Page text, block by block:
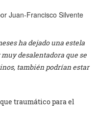
Juan-Francisco Silvente
ha dejado una estela
desalentadora que se
también podrían estar
traumático para el